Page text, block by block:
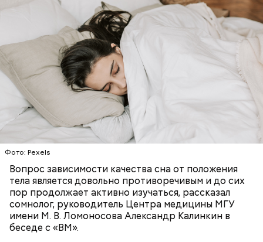
Фото: Pexels
Вопрос зависимости качества сна от положения
тела является довольно противоречивым и до сих
пор продолжает активно изучаться, рассказал
сомнолог, руководитель Центра медицины МГУ
имени М. В. Ломоносова Александр Калинкин в
беседе с «ВМ».
— Заранее предсказать, как объект себя поведет,
невозможно. Если допустить резкое движение,
поток воздуха может увлечь шар за человеком, и
тот будет следовать за ним до тех пор, пока не
угаснет, — объяснил Бычков. — Но чаще всего они
не взрываются. Это редкий случай. Обычно энергия
у них кончается и они затухают.
или загорится помещение, предупредил эксперт.
Вернулся Макеев в Киев в ночь с 3 на 4 мая. По его
словам, ему казалось, что он вернулся домой с
фронта с победой.
Николай-угодник и народный
календарь